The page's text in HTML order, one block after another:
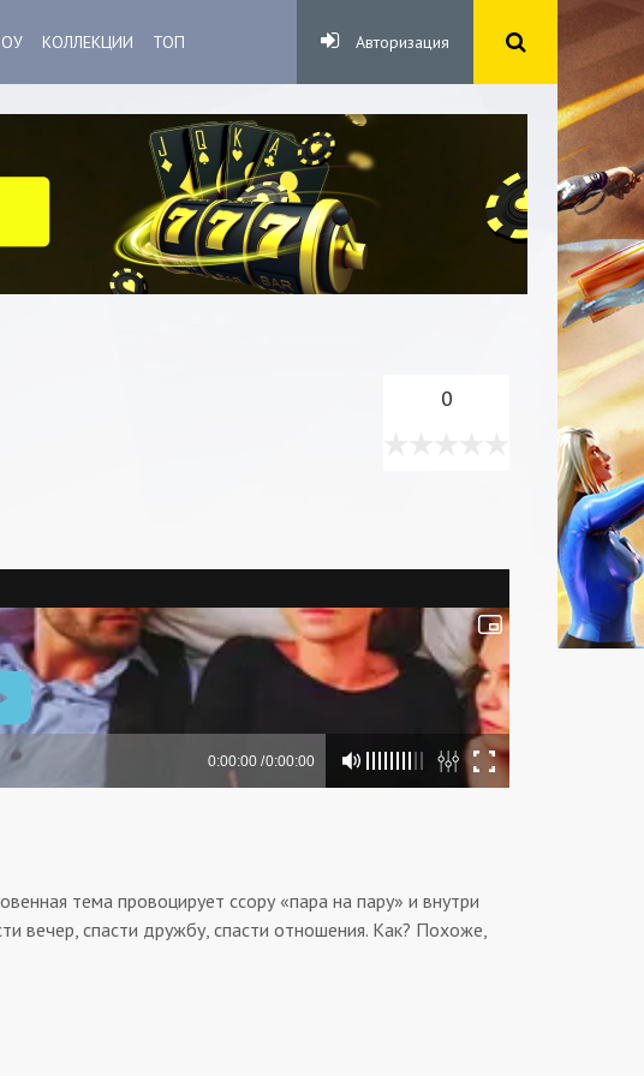
КОЛЛЕКЦИИ ТОП Авторизация
0
тема провоцирует ссору «пара на пару» и внутри
вечер, спасти дружбу, спасти отношения. Как? Похоже,